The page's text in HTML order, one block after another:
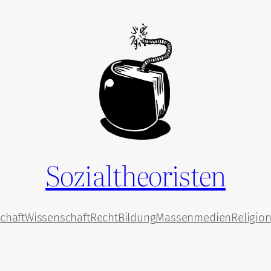
Sozialtheoristen
WissenschaftRechtBildungMassenmedienReligion